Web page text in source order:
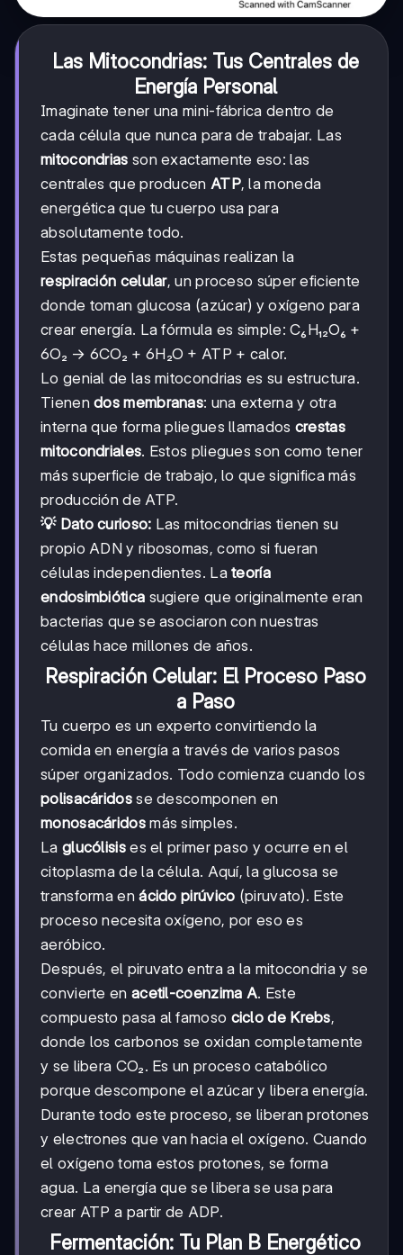
Las Mitocondrias: Tus Centrales de
Energía Personal
Imaginate tener una mini-fábrica dentro de
cada célula que nunca para de trabajar. Las
mitocondrias son exactamente eso: las
centrales que producen ATP, la moneda
energética que tu cuerpo usa para
absolutamente todo.
Estas pequeñas máquinas realizan la
respiración celular, un proceso súper eficiente
donde toman glucosa (azúcar) y oxígeno para
crear energía. La fórmula es simple: C₆H₁₂O₆ +
6O₂ → 6CO₂ + 6H₂O + ATP + calor.
Lo genial de las mitocondrias es su estructura.
Tienendos membranas: una externa y otra
interna que forma pliegues llamados crestas
mitocondriales. Estos pliegues son como tener
más superficie de trabajo, lo que significa más
producción de ATP.
💡 Dato curioso: Las mitocondrias tienen su
propio ADN y ribosomas, como si fueran
células independientes. Lateoría
endosimbiótica sugiere que originalmente eran
bacterias que se asociaron con nuestras
células hace millones de años.
Respiración Celular: El Proceso Paso
a Paso
Tu cuerpo es un experto convirtiendo la
comida en energía a través de varios pasos
súper organizados. Todo comienza cuando los
polisacáridosse descomponen en
monosacáridosmás simples.
La glucólisises el primer paso y ocurre en el
citoplasma de la célula. Aquí, la glucosa se
transforma enácido pirúvico (piruvato). Este
proceso necesita oxígeno, por eso es
aeróbico.
Después, el piruvato entra a la mitocondria y se
convierte en acetil-coenzima A. Este
compuesto pasa al famoso ciclo de Krebs,
donde los carbonos se oxidan completamente
y se libera CO₂. Es un proceso catabólico
porque descompone el azúcar y libera energía.
Durante todo este proceso, se liberan protones
y electrones que van hacia el oxígeno. Cuando
el oxígeno toma estos protones, se forma
agua. La energía que se libera se usa para
crear ATP a partir de ADP.
Fermentación: Tu Plan B Energético